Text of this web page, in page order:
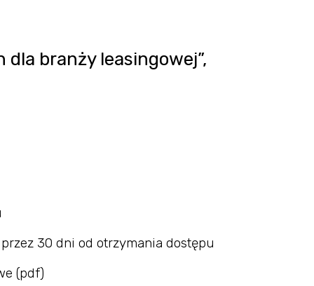
dla branży leasingowej”,
30 dni od otrzymania dostępu
(pdf)